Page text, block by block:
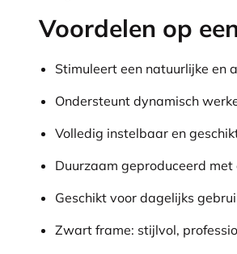
Voordelen op
Stimuleert een natuurlijke en
Ondersteunt dynamisch
Volledig instelbaar en
Duurzaam geproduceerd met
Geschikt voor dagelijks
Zwart frame: stijlvol,